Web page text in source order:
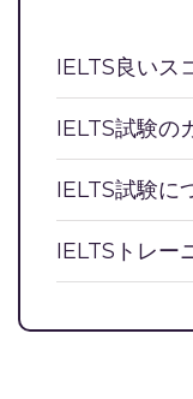
IELTS良いス
IELTS試験の
IELTS試験に
IELTSトレー